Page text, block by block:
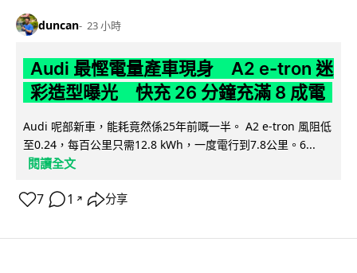
duncan 23 小時
Audi 最慳電量產車現身 A2 e-tron 迷
彩造型曝光 快充 26 分鐘充滿 8 成電
Audi 呢部新車，能耗竟然係25年前嘅一半。 A2 e-tron 風阻低
至0.24，每百公里只需12.8 kWh，一度電行到7.8公里。6...
閱讀全文
7 1 ↗ 分享